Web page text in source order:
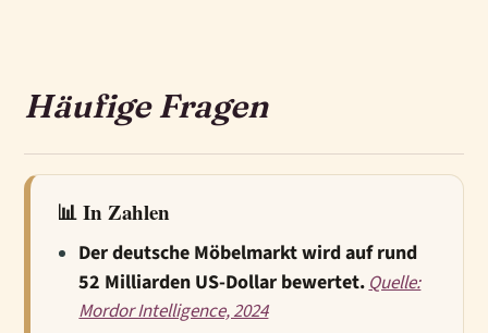
Häufige Fragen
📊 In Zahlen
Der deutsche Möbelmarkt wird auf rund
52 Milliarden US-Dollar bewertet.Quelle:
Mordor Intelligence, 2024